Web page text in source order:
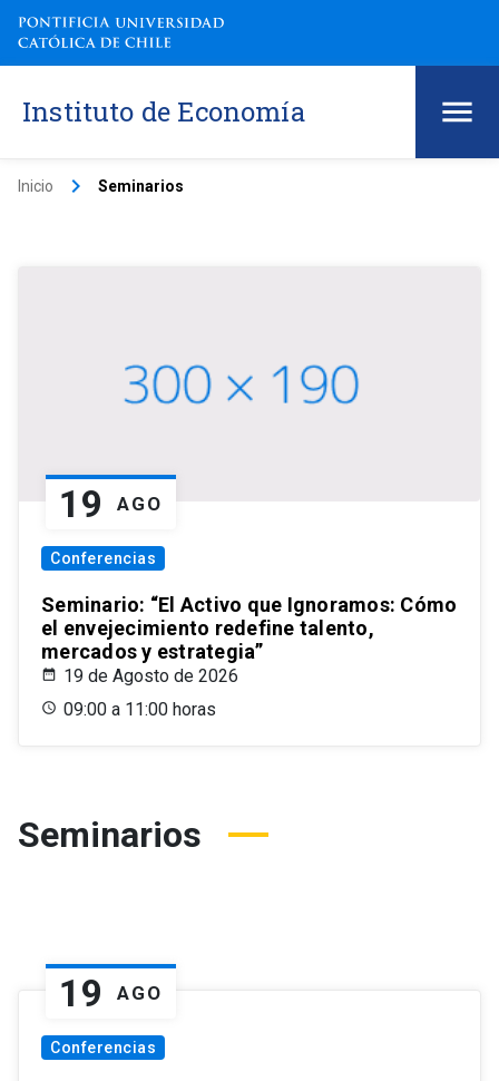
Instituto de Economía
Inicio keyboard_arrow_right Seminarios
19 AGO
Conferencias
Seminario: “El Activo que Ignoramos: Cómo
el envejecimiento redefine talento,
mercados y estrategia”
19 de Agosto de 2026
09:00 a 11:00 horas
Seminarios
19 AGO
Conferencias